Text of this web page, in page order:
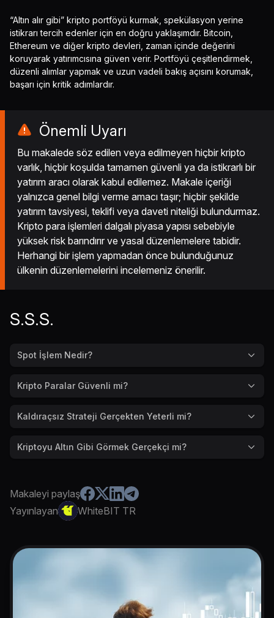
“Altın alır gibi” kripto portföyü kurmak, spekülasyon yerine
istikrarı tercih edenler için en doğru yaklaşımdır. Bitcoin,
Ethereum ve diğer kripto devleri, zaman içinde değerini
koruyarak yatırımcısına güven verir. Portföyü çeşitlendirmek,
düzenli alımlar yapmak ve uzun vadeli bakış açısını korumak,
başarı için kritik adımlardır.
Önemli Uyarı
Bu makalede söz edilen veya edilmeyen hiçbir kripto
varlık, hiçbir koşulda tamamen güvenli ya da istikrarlı bir
yatırım aracı olarak kabul edilemez. Makale içeriği
yalnızca genel bilgi verme amacı taşır; hiçbir şekilde
yatırım tavsiyesi, teklifi veya daveti niteliği bulundurmaz.
Kripto para işlemleri dalgalı piyasa yapısı sebebiyle
yüksek risk barındırır ve yasal düzenlemelere tabidir.
Herhangi bir işlem yapmadan önce bulunduğunuz
ülkenin düzenlemelerini incelemeniz önerilir.
S.S.S.
Spot İşlem Nedir?
Kripto Paralar Güvenli mi?
Kaldıraçsız Strateji Gerçekten Yeterli mi?
Kriptoyu Altın Gibi Görmek Gerçekçi mi?
Makaleyi paylaş
Yayınlayan
WhiteBIT TR